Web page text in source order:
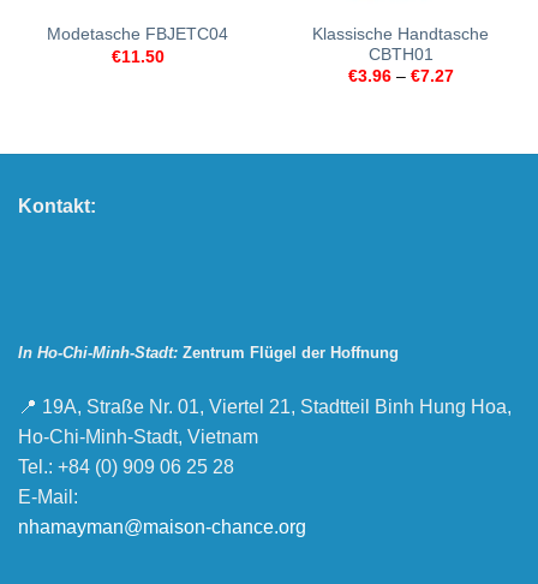
Modetasche FBJETC04
€11.50
Klassische Handtasche
CBTH01
€3.96– €7.27
Kontakt:
In Ho-Chi-Minh-Stadt: Zentrum Flügel der Hoffnung
📍 19A, Straße Nr. 01, Viertel 21, Stadtteil Binh Hung Hoa,
Ho-Chi-Minh-Stadt, Vietnam
Tel.: +84 (0) 909 06 25 28
E-Mail:
nhamayman@maison-chance.org